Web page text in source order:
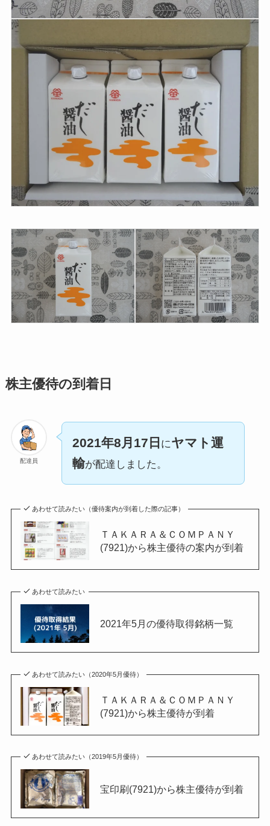
株主優待の到着日
配達員
2021年8月17日 にヤマト運
輸が配達しました。
あわせて読みたい（優待案内が到着した際の記事）
ＴＡＫＡＲＡ＆ＣＯＭＰＡＮＹ
(7921)から株主優待の案内が到着
あわせて読みたい
2021年5月の優待取得銘柄一覧
あわせて読みたい（2020年5月優待）
ＴＡＫＡＲＡ＆ＣＯＭＰＡＮＹ
(7921)から株主優待が到着
あわせて読みたい（2019年5月優待）
宝印刷(7921)から株主優待が到着